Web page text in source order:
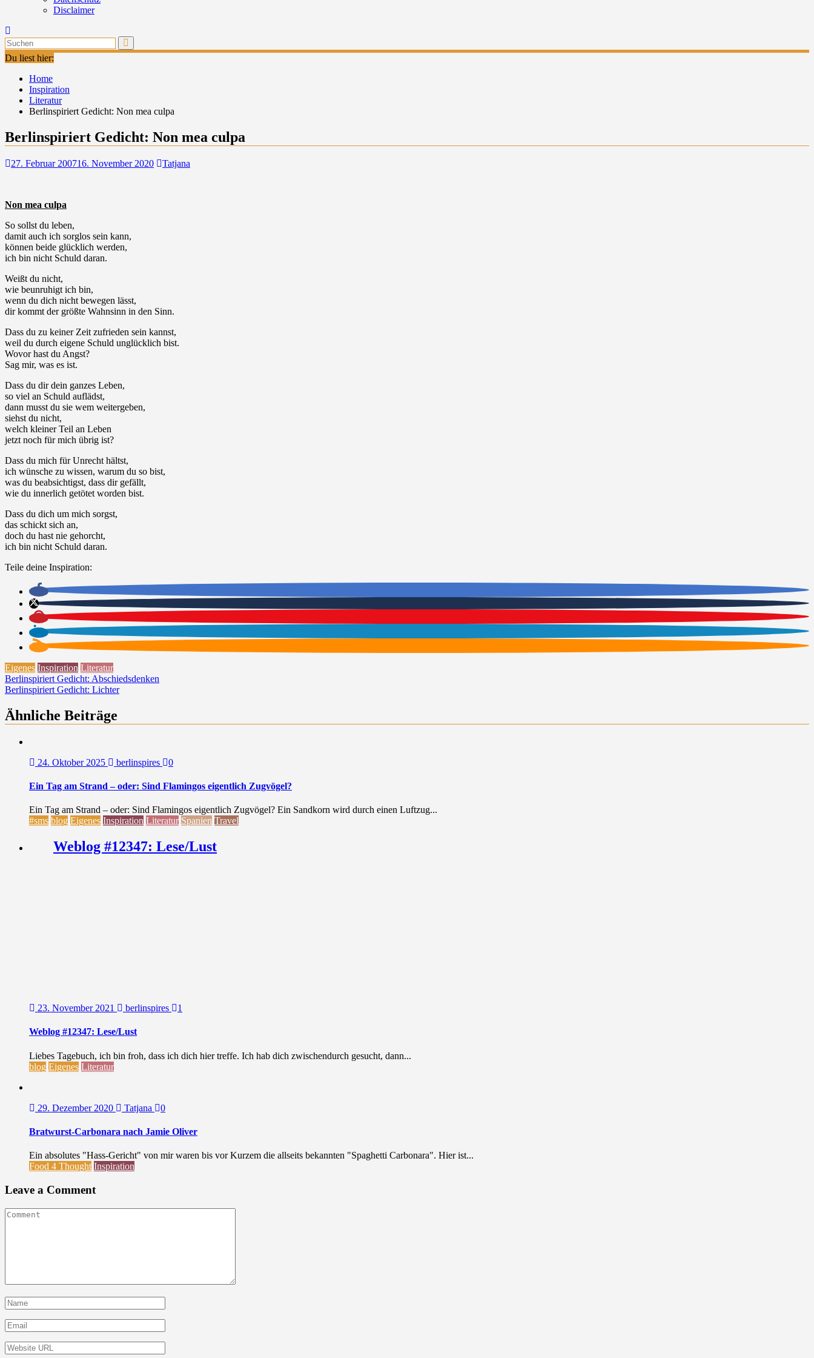
Disclaimer
Du liest hier:
Home
Inspiration
Literatur
Berlinspiriert Gedicht: Non mea culpa
Berlinspiriert Gedicht: Non mea culpa
27. Februar 200716. November 2020 Tatjana
Non mea culpa
So sollst du leben,
damit auch ich sorglos sein kann,
können beide glücklich werden,
ich bin nicht Schuld daran.
Weißt du nicht,
wie beunruhigt ich bin,
wenn du dich nicht bewegen lässt,
dir kommt der größte Wahnsinn in den Sinn.
Dass du zu keiner Zeit zufrieden sein kannst,
weil du durch eigene Schuld unglücklich bist.
Wovor hast du Angst?
Sag mir, was es ist.
Dass du dir dein ganzes Leben,
so viel an Schuld auflädst,
dann musst du sie wem weitergeben,
siehst du nicht,
welch kleiner Teil an Leben
jetzt noch für mich übrig ist?
Dass du mich für Unrecht hältst,
ich wünsche zu wissen, warum du so bist,
was du beabsichtigst, dass dir gefällt,
wie du innerlich getötet worden bist.
Dass du dich um mich sorgst,
das schickt sich an,
doch du hast nie gehorcht,
ich bin nicht Schuld daran.
Teile deine Inspiration:
Eigenes Inspiration Literatur
Beitragsnavigation
Berlinspiriert Gedicht: Abschiedsdenken
Berlinspiriert Gedicht: Lichter
Ähnliche Beiträge
24. Oktober 2025 berlinspires 0
Ein Tag am Strand – oder: Sind Flamingos eigentlich Zugvögel?
Ein Tag am Strand – oder: Sind Flamingos eigentlich Zugvögel? Ein Sandkorn wird durch einen Luftzug...
#sms blog Eigenes Inspiration Literatur Spanien Travel
Weblog #12347: Lese/Lust
23. November 2021 berlinspires 1
Weblog #12347: Lese/Lust
Liebes Tagebuch, ich bin froh, dass ich dich hier treffe. Ich hab dich zwischendurch gesucht, dann...
blog Eigenes Literatur
29. Dezember 2020 Tatjana 0
Bratwurst-Carbonara nach Jamie Oliver
Ein absolutes "Hass-Gericht" von mir waren bis vor Kurzem die allseits bekannten "Spaghetti Carbonara". Hier ist...
Food 4 Thought Inspiration
Leave a Comment